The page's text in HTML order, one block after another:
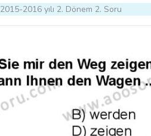
2015-2016 yılı 2. Dönem 2. Soru